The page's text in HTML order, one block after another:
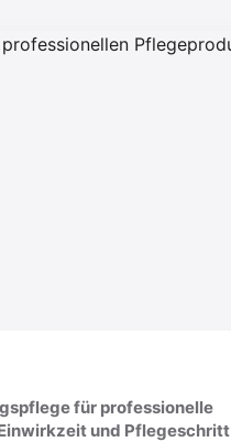
für professionelle
und Pflegeschritt